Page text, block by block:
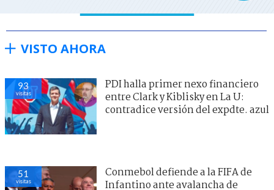
VISTO AHORA
93
visitas
PDI halla primer nexo financiero
entre Clark y Kiblisky en La U:
contradice versión del expdte. azul
51
visitas
Conmebol defiende a la FIFA de
Infantino ante avalancha de